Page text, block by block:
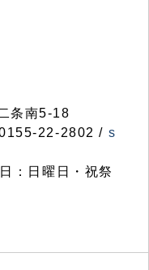
条南5-18
22-2802 / s
：日曜日・祝祭